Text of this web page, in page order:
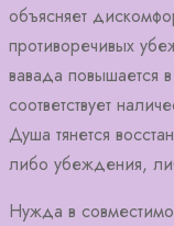
объясняет
противоречивых
вавада повышается
соответствует
Душа тянется
либо убеждения,
Нужда в